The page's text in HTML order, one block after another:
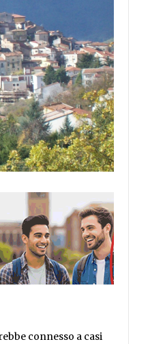
connesso a casi